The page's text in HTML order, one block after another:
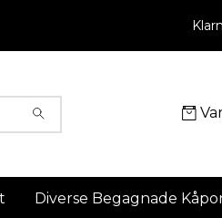
Diverse Begagnade